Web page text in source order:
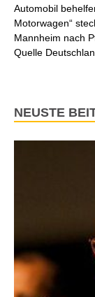
Automobil
Motorwagen“
Mannheim nach
Quelle
NEUSTE